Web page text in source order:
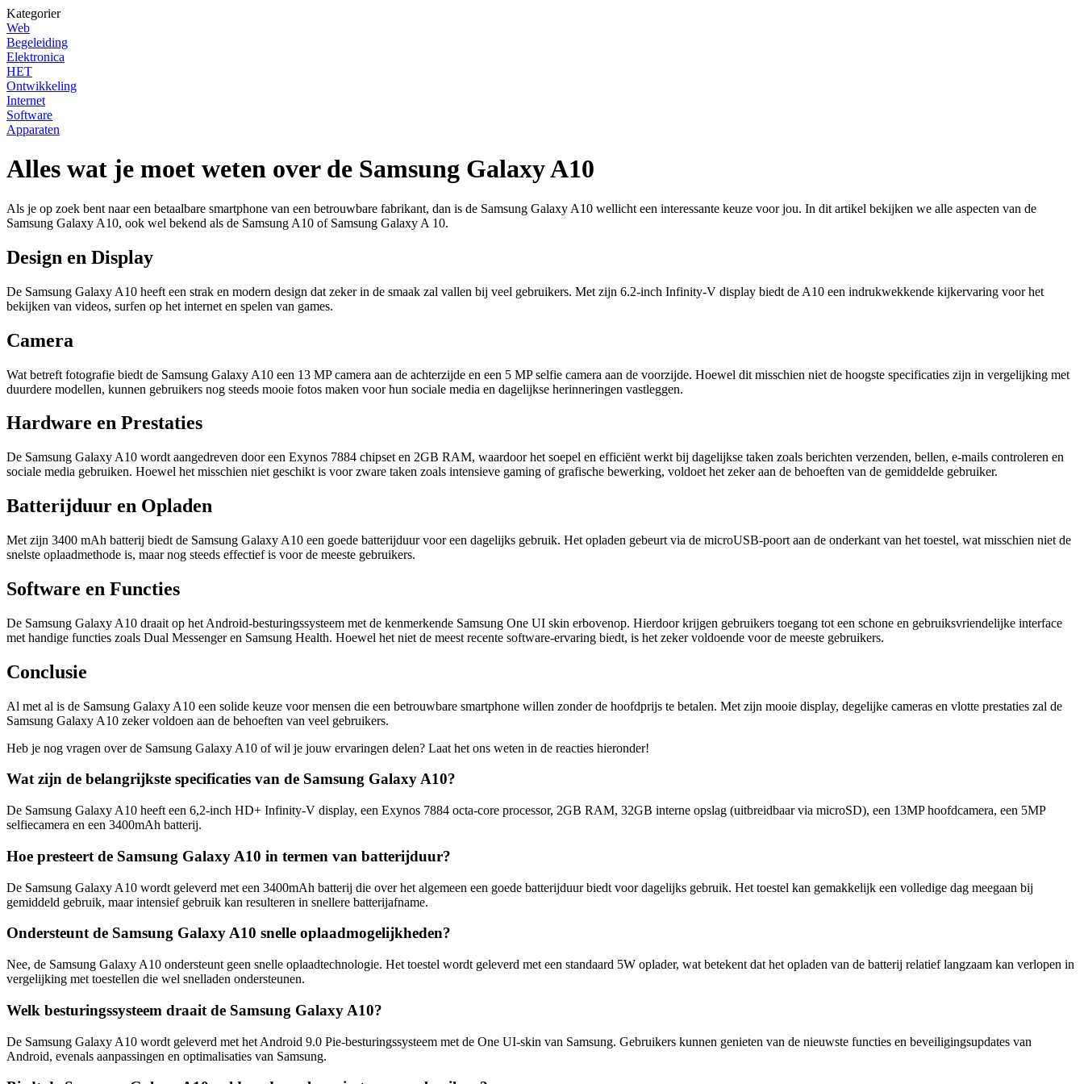
Kategorier
Web
Begeleiding
Elektronica
HET
Ontwikkeling
Internet
Software
Apparaten
Alles wat je moet weten over de Samsung Galaxy A10
Als je op zoek bent naar een betaalbare smartphone van een betrouwbare fabrikant, dan is de Samsung Galaxy A10 wellicht een interessante keuze voor jou. In dit artikel bekijken we alle aspecten van de
Samsung Galaxy A10, ook wel bekend als de Samsung A10 of Samsung Galaxy A 10.
Design en Display
De Samsung Galaxy A10 heeft een strak en modern design dat zeker in de smaak zal vallen bij veel gebruikers. Met zijn 6.2-inch Infinity-V display biedt de A10 een indrukwekkende kijkervaring voor het
bekijken van videos, surfen op het internet en spelen van games.
Camera
Wat betreft fotografie biedt de Samsung Galaxy A10 een 13 MP camera aan de achterzijde en een 5 MP selfie camera aan de voorzijde. Hoewel dit misschien niet de hoogste specificaties zijn in vergelijking met
duurdere modellen, kunnen gebruikers nog steeds mooie fotos maken voor hun sociale media en dagelijkse herinneringen vastleggen.
Hardware en Prestaties
De Samsung Galaxy A10 wordt aangedreven door een Exynos 7884 chipset en 2GB RAM, waardoor het soepel en efficiënt werkt bij dagelijkse taken zoals berichten verzenden, bellen, e-mails controleren en
sociale media gebruiken. Hoewel het misschien niet geschikt is voor zware taken zoals intensieve gaming of grafische bewerking, voldoet het zeker aan de behoeften van de gemiddelde gebruiker.
Batterijduur en Opladen
Met zijn 3400 mAh batterij biedt de Samsung Galaxy A10 een goede batterijduur voor een dagelijks gebruik. Het opladen gebeurt via de microUSB-poort aan de onderkant van het toestel, wat misschien niet de
snelste oplaadmethode is, maar nog steeds effectief is voor de meeste gebruikers.
Software en Functies
De Samsung Galaxy A10 draait op het Android-besturingssysteem met de kenmerkende Samsung One UI skin erbovenop. Hierdoor krijgen gebruikers toegang tot een schone en gebruiksvriendelijke interface
met handige functies zoals Dual Messenger en Samsung Health. Hoewel het niet de meest recente software-ervaring biedt, is het zeker voldoende voor de meeste gebruikers.
Conclusie
Al met al is de Samsung Galaxy A10 een solide keuze voor mensen die een betrouwbare smartphone willen zonder de hoofdprijs te betalen. Met zijn mooie display, degelijke cameras en vlotte prestaties zal de
Samsung Galaxy A10 zeker voldoen aan de behoeften van veel gebruikers.
Heb je nog vragen over de Samsung Galaxy A10 of wil je jouw ervaringen delen? Laat het ons weten in de reacties hieronder!
Wat zijn de belangrijkste specificaties van de Samsung Galaxy A10?
De Samsung Galaxy A10 heeft een 6,2-inch HD+ Infinity-V display, een Exynos 7884 octa-core processor, 2GB RAM, 32GB interne opslag (uitbreidbaar via microSD), een 13MP hoofdcamera, een 5MP
selfiecamera en een 3400mAh batterij.
Hoe presteert de Samsung Galaxy A10 in termen van batterijduur?
De Samsung Galaxy A10 wordt geleverd met een 3400mAh batterij die over het algemeen een goede batterijduur biedt voor dagelijks gebruik. Het toestel kan gemakkelijk een volledige dag meegaan bij
gemiddeld gebruik, maar intensief gebruik kan resulteren in snellere batterijafname.
Ondersteunt de Samsung Galaxy A10 snelle oplaadmogelijkheden?
Nee, de Samsung Galaxy A10 ondersteunt geen snelle oplaadtechnologie. Het toestel wordt geleverd met een standaard 5W oplader, wat betekent dat het opladen van de batterij relatief langzaam kan verlopen in
vergelijking met toestellen die wel snelladen ondersteunen.
Welk besturingssysteem draait de Samsung Galaxy A10?
De Samsung Galaxy A10 wordt geleverd met het Android 9.0 Pie-besturingssysteem met de One UI-skin van Samsung. Gebruikers kunnen genieten van de nieuwste functies en beveiligingsupdates van
Android, evenals aanpassingen en optimalisaties van Samsung.